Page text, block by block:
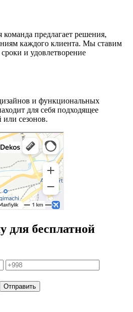
предлагает решения,
каждого клиента. Мы ставим
и удовлетворение
и функциональных
для себя подходящее
сезонов.
для бесплатной
Отправить